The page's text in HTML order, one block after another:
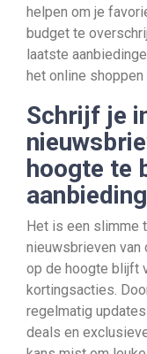
helpen om je
budget te
laatste
het online
Schrijf je
hoogte te
Het is een slimme
nieuwsbrieven van
op de hoogte blijft
kortingsacties.
regelmatig
deals en